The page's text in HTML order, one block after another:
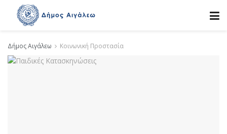
Δήμος Αιγάλεω Κοινωνική Προστασία